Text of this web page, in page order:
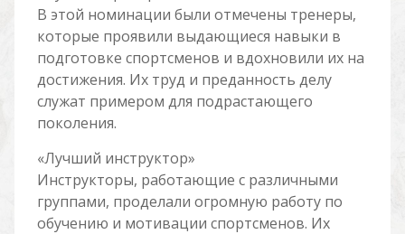
В этой номинации были отмечены тренеры,
которые проявили выдающиеся навыки в
подготовке спортсменов и вдохновили их на
достижения. Их труд и преданность делу
служат примером для подрастающего
поколения.
«Лучший инструктор»
Инструкторы, работающие с различными
группами, проделали огромную работу по
обучению и мотивации спортсменов. Их